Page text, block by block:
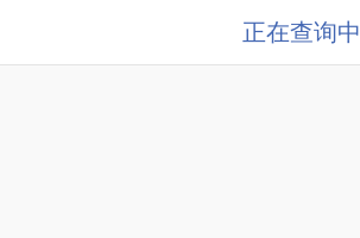
正在查询中